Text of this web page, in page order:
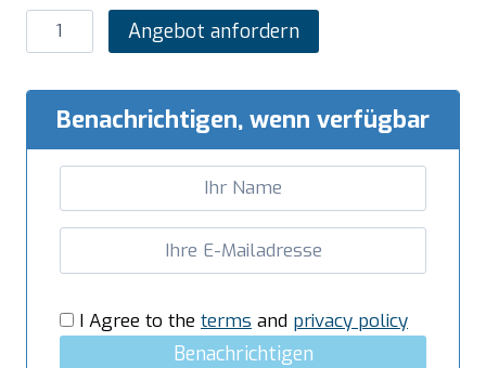
SARO
Induktionsherd
Modell
Menge
Angebot anfordern
Benachrichtigen, wenn verfügbar
I Agree to the terms and privacy policy
Benachrichtigen